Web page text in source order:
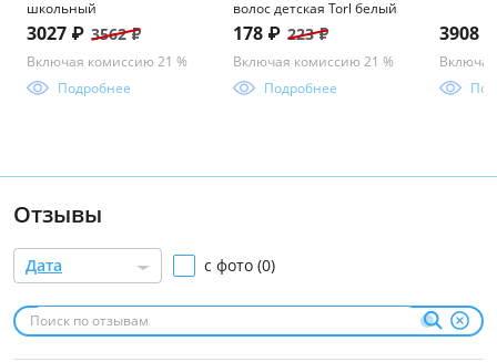
школьный
3027 ₽ 3562 ₽
Включая комиссию 21 %
Подробнее
волос детская Torl белый
178 ₽ 223 ₽
Включая комиссию 21 %
Подробнее
3908
Отзывы
Дата с фото (0)